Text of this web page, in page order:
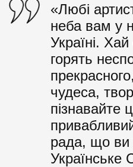
«Любі
неба вам у
Україні.
горять
чудеса,
пізнавайте
рада, що ви
Українське